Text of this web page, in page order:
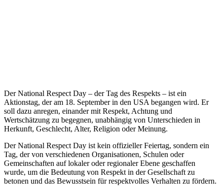
Der National Respect Day – der Tag des Respekts – ist ein
Aktionstag, der am 18. September in den USA begangen wird. Er
soll dazu anregen, einander mit Respekt, Achtung und
Wertschätzung zu begegnen, unabhängig von Unterschieden in
Herkunft, Geschlecht, Alter, Religion oder Meinung.
Der National Respect Day ist kein offizieller Feiertag, sondern ein
Tag, der von verschiedenen Organisationen, Schulen oder
Gemeinschaften auf lokaler oder regionaler Ebene geschaffen
wurde, um die Bedeutung von Respekt in der Gesellschaft zu
betonen und das Bewusstsein für respektvolles Verhalten zu fördern.